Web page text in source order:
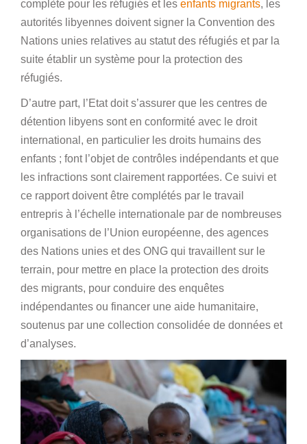
complète pour les réfugiés et les enfants migrants, les
autorités libyennes doivent signer la Convention des
Nations unies relatives au statut des réfugiés et par la
suite établir un système pour la protection des
réfugiés.
D’autre part, l’Etat doit s’assurer que les centres de
détention libyens sont en conformité avec le droit
international, en particulier les droits humains des
enfants ; font l’objet de contrôles indépendants et que
les infractions sont clairement rapportées. Ce suivi et
ce rapport doivent être complétés par le travail
entrepris à l’échelle internationale par de nombreuses
organisations de l’Union européenne, des agences
des Nations unies et des ONG qui travaillent sur le
terrain, pour mettre en place la protection des droits
des migrants, pour conduire des enquêtes
indépendantes ou financer une aide humanitaire,
soutenus par une collection consolidée de données et
d’analyses.